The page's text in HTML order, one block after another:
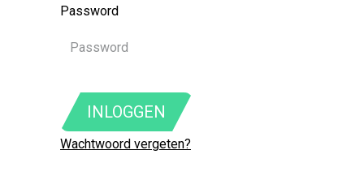
Password
INLOGGEN
Wachtwoord vergeten?